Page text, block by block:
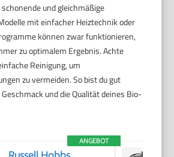
und gleichmäßige
mit einfacher Heiztechnik oder
können zwar funktionieren,
zu optimalem Ergebnis. Achte
Reinigung, um
zu vermeiden. So bist du gut
und die Qualität deines Bio-
ANGEBOT